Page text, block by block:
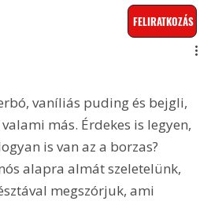
FELIRATKOZÁS
vaníliás puding és bejgli,
más. Érdekes is legyen,
is van az a borzas?
alapra almát szeletelünk,
megszórjuk, ami